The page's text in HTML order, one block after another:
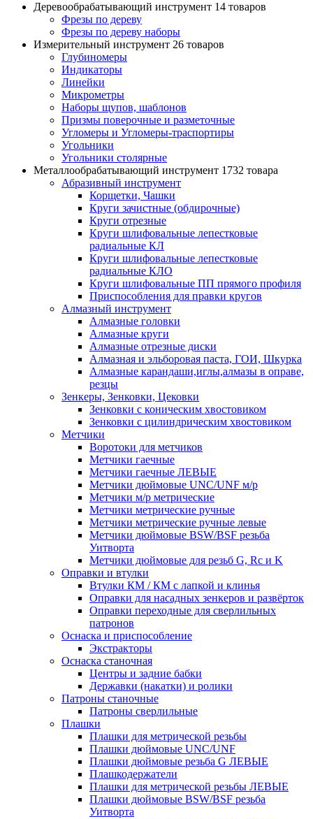
Деревообрабатывающий инструмент 14 товаров
Фрезы по дереву
Фрезы по дереву наборы
Измерительный инструмент 26 товаров
Глубиномеры
Индикаторы
Линейки
Микрометры
Наборы щупов, шаблонов
Призмы поверочные и разметочные
Угломеры и Угломеры-траспортиры
Угольники
Угольники столярные
Металлообрабатывающий инструмент 1732 товара
Абразивный инструмент
Корщетки, Чашки
Круги зачистные (обдирочные)
Круги отрезные
Круги шлифовальные лепестковые
радиальные КЛ
Круги шлифовальные лепестковые
радиальные КЛО
Круги шлифовальные ПП прямого профиля
Приспособления для правки кругов
Алмазный инструмент
Алмазные головки
Алмазные круги
Алмазные отрезные диски
Алмазная и эльборовая паста, ГОИ, Шкурка
Алмазные карандаши,иглы,алмазы в оправе,
резцы
Зенкеры, Зенковки, Цековки
Зенковки с коническим хвостовиком
Зенковки с цилиндрическим хвостовиком
Метчики
Воротоки для метчиков
Метчики гаечные
Метчики гаечные ЛЕВЫЕ
Метчики дюймовые UNC/UNF м/р
Метчики м/р метрические
Метчики метрические ручные
Метчики метрические ручные левые
Метчики дюймовые BSW/BSF резьба
Уитворта
Метчики дюймовые для резьб G, Rc и K
Оправки и втулки
Втулки КМ / КМ с лапкой и клинья
Оправки для насадных зенкеров и развёрток
Оправки переходные для сверлильных
патронов
Оснаска и приспособление
Экстракторы
Оснаска станочная
Центры и задние бабки
Державки (накатки) и ролики
Патроны станочные
Патроны сверлильные
Плашки
Плашки для метрической резьбы
Плашки дюймовые UNC/UNF
Плашки дюймовые резьба G ЛЕВЫЕ
Плашкодержатели
Плашки для метрической резьбы ЛЕВЫЕ
Плашки дюймовые BSW/BSF резьба
Уитворта